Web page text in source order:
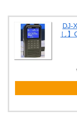
DJ-
し】